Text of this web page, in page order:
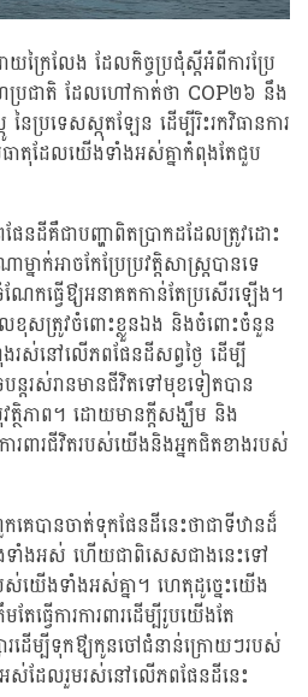
យក្រៃលែង ដែលកិច្ចប្រជុំស្តីអំពីការប្រែ
ប្រជាតិ ដែលហៅកាត់ថា COP២៦ នឹង
នៃប្រទេសស្កុតឡែន ដើម្បីរិះរកវិធានការ
ាតុដែលយើងទាំងអស់គ្នាកំពុងតែជួប
នដីគឺជាបញ្ហាពិតប្រាកដដែលត្រូវដោះ
ាក់អាចកែប្រែប្រវត្តិសាស្រ្តបានទេ
ែកធ្វើឳ្យអនាគតកាន់តែប្រសើរឡើង។
សត្រូវចំពោះខ្លួនឯង និងចំពោះចំនួន
ស់នៅលើភពផែនដីសព្វថ្ងៃ ដើម្បី
ន្តរស់រានមានជីវិតទៅមុខទៀតបាន
ថិភាព។ ដោយមានក្តីសង្ឃឹម និង
ាការពារជីវិតរបស់យើងនិងអ្នកជិតខាងរបស់
េបានចាត់ទុកផែនដីនេះថាជាទីឋានដ៏
ាំងអស់ ហើយជាពិសេសជាងនេះទៅ
ស់យើងទាំងអស់គ្នា។ ហេតុដូច្នេះយើង
ែធ្វើការការពារដើម្បីរូបយើងតែ
ារដើម្បីទុកឳ្យកូនចៅជំនាន់ក្រោយៗរបស់
ស់ដែលរួមរស់នៅលើភពផែនដីនេះ